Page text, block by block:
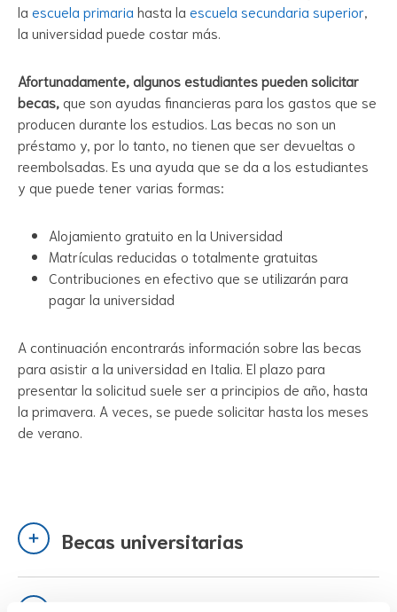
la escuela primaria hasta la escuela secundaria superior
la universidad puede costar más.
Afortunadamente, algunos estudiantes pueden solicitar
becas, que son ayudas financieras para los gastos que se
producen durante los estudios. Las becas no son un
préstamo y, por lo tanto, no tienen que ser devueltas o
reembolsadas. Es una ayuda que se da a los estudiantes
y que puede tener varias formas:
Alojamiento gratuito en la Universidad
Matrículas reducidas o totalmente gratuitas
Contribuciones en efectivo que se utilizarán para
pagar la universidad
A continuación encontrarás información sobre las becas
para asistir a la universidad en Italia. El plazo para
presentar la solicitud suele ser a principios de año, hasta
la primavera. A veces, se puede solicitar hasta los meses
de verano.
Becas universitarias